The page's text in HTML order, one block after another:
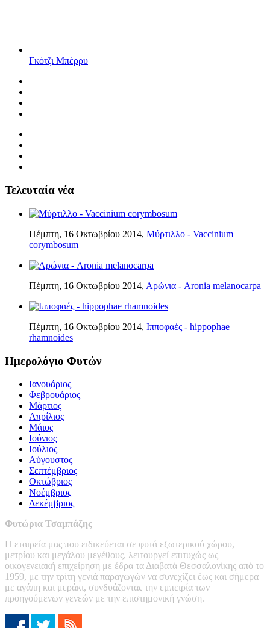
Γκότζι Μπέρρυ
Τελευταία νέα
Πέμπτη, 16 Οκτωβρίου 2014, Μύρτιλλο - Vaccinium
corymbosum
Πέμπτη, 16 Οκτωβρίου 2014, Αρώνια - Aronia melanocarpa
Πέμπτη, 16 Οκτωβρίου 2014, Ιπποφαές - hippophae
rhamnoides
Ημερολόγιο Φυτών
Ιανουάριος
Φεβρουάριος
Μάρτιος
Απρίλιος
Μάιος
Ιούνιος
Ιούλιος
Αύγουστος
Σεπτέμβριος
Οκτώβριος
Νοέμβριος
Δεκέμβριος
Φυτώρια Τσαμπάζης
Η εταιρεία μας που ειδικεύεται σε φυτά εξωτερικού χώρου,
μετρίου και μεγάλου μεγέθους, λειτουργεί επιτυχώς ως
οικογενειακή επιχείρηση με έδρα τα Διαβατά Θεσσαλονίκης από το
1959, με την τρίτη γενιά παραγωγών να συνεχίζει έως και σήμερα
με αγάπη και μεράκι, συνδυάζοντας την εμπειρία των
προηγούμενων γενεών με την επιστημονική γνώση.